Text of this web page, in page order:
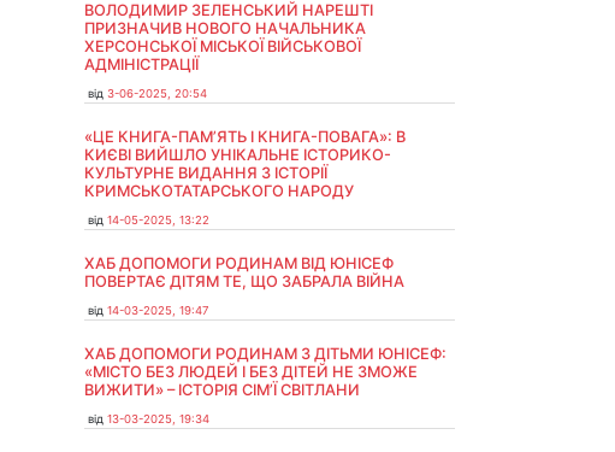
ВОЛОДИМИР ЗЕЛЕНСЬКИЙ НАРЕШТІ
ПРИЗНАЧИВ НОВОГО НАЧАЛЬНИКА
ХЕРСОНСЬКОЇ МІСЬКОЇ ВІЙСЬКОВОЇ
АДМІНІСТРАЦІЇ
від 3-06-2025, 20:54
«ЦЕ КНИГА-ПАМ’ЯТЬ І КНИГА-ПОВАГА»: В
КИЄВІ ВИЙШЛО УНІКАЛЬНЕ ІСТОРИКО-
КУЛЬТУРНЕ ВИДАННЯ З ІСТОРІЇ
КРИМСЬКОТАТАРСЬКОГО НАРОДУ
від 14-05-2025, 13:22
ХАБ ДОПОМОГИ РОДИНАМ ВІД ЮНІСЕФ
ПОВЕРТАЄ ДІТЯМ ТЕ, ЩО ЗАБРАЛА ВІЙНА
від 14-03-2025, 19:47
ХАБ ДОПОМОГИ РОДИНАМ З ДІТЬМИ ЮНІСЕФ:
«МІСТО БЕЗ ЛЮДЕЙ І БЕЗ ДІТЕЙ НЕ ЗМОЖЕ
ВИЖИТИ» – ІСТОРІЯ СІМʼЇ СВІТЛАНИ
від 13-03-2025, 19:34